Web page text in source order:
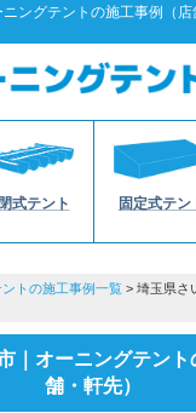
ングテントの施工事例（
式テント 固定式テン
トの施工事例一覧 > 埼玉県さ
｜オーニングテン
舗・軒先）